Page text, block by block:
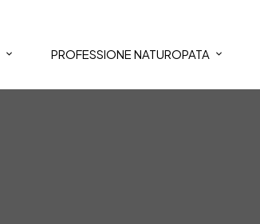
PROFESSIONE NATUROPATA